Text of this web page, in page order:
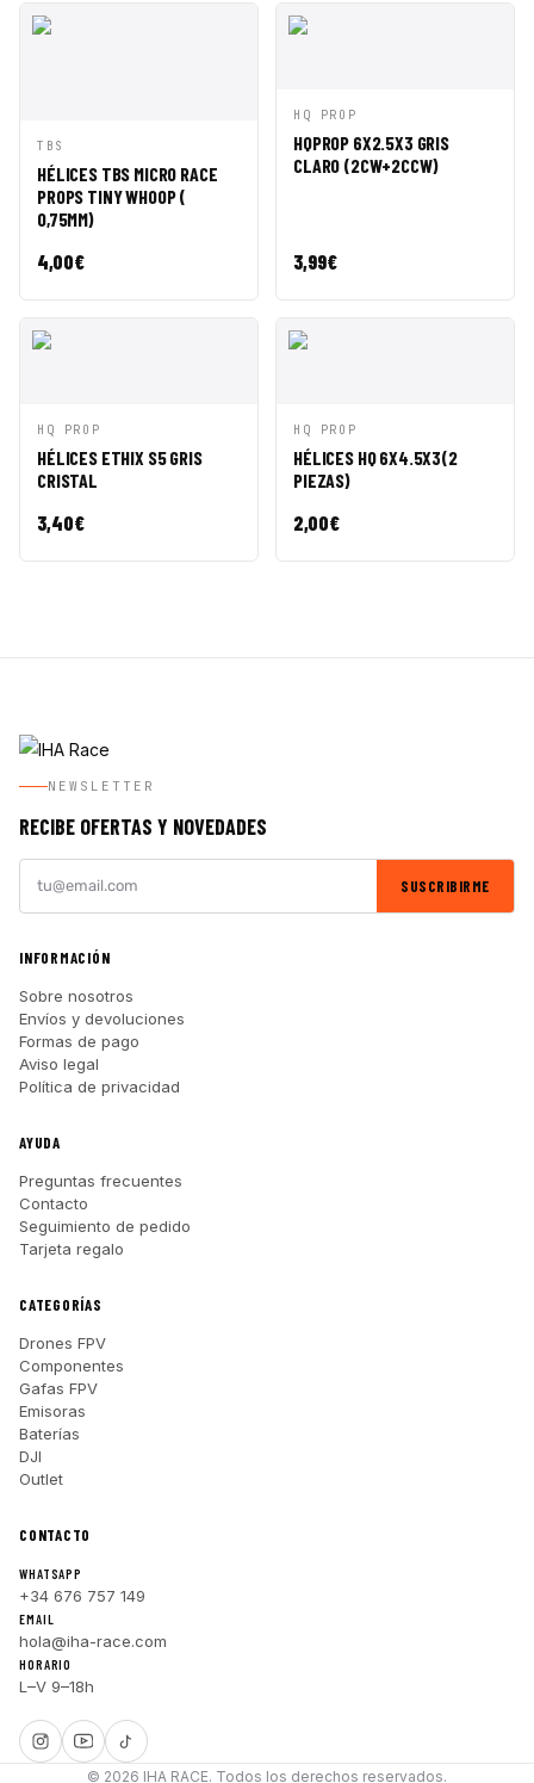
VISTA
RÁPIDA
CESTA
TBS
HÉLICES TBS MICRO RACE
PROPS TINY WHOOP (
0,75MM)
4,00€
VISTA
RÁPIDA
CESTA
HQ PROP
HQPROP 6X2.5X3 GRIS
CLARO (2CW+2CCW)
3,99€
VISTA
RÁPIDA
CESTA
HQ PROP
HÉLICES ETHIX S5 GRIS
CRISTAL
3,40€
VISTA
RÁPIDA
CESTA
HQ PROP
HÉLICES HQ 6X4.5X3(2
PIEZAS)
2,00€
NEWSLETTER
RECIBE OFERTAS Y NOVEDADES
SUSCRIBIRME
INFORMACIÓN
Sobre nosotros
Envíos y devoluciones
Formas de pago
Aviso legal
Política de privacidad
AYUDA
Preguntas frecuentes
Contacto
Seguimiento de pedido
Tarjeta regalo
CATEGORÍAS
Drones FPV
Componentes
Gafas FPV
Emisoras
Baterías
DJI
Outlet
CONTACTO
WHATSAPP
+34 676 757 149
EMAIL
hola@iha-race.com
HORARIO
L–V 9–18h
© 2026 IHA RACE. Todos los derechos reservados.